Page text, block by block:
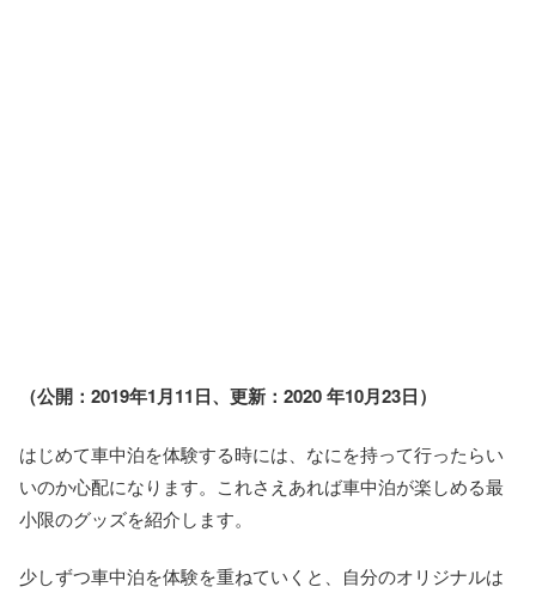
（公開：2019年1月11日、更新：2020 年10月23日）
はじめて車中泊を体験する時には、なにを持って行ったらい
いのか心配になります。これさえあれば車中泊が楽しめる最
小限のグッズを紹介します。
少しずつ車中泊を体験を重ねていくと、自分のオリジナルは